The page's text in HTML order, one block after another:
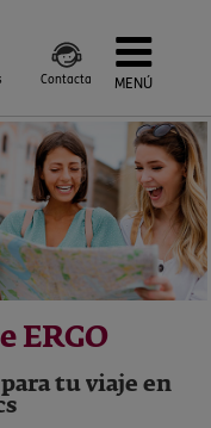
Contacta MENÚ
ERGO
tu viaje en